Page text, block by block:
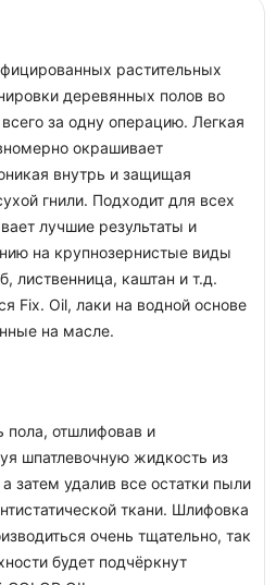
растительных
деревянных полов во
за одну операцию. Легкая
окрашивает
внутрь и защищая
гнили. Подходит для всех
лучшие результаты и
на крупнозернистые виды
лиственница, каштан и т.д.
Fix. Oil, лаки на водной основе
на масле.
пола, отшлифовав и
шпатлевочную жидкость из
затем удалив все остатки пыли
ткани. Шлифовка
очень тщательно, так
будет подчёркнут